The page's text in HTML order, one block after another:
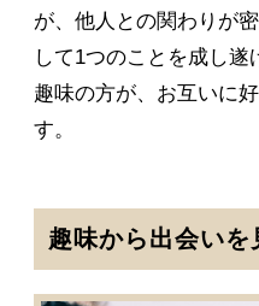
が、他人との関わりが
して1つのことを成し
趣味の方が、お互いに
す。
趣味から出会いを